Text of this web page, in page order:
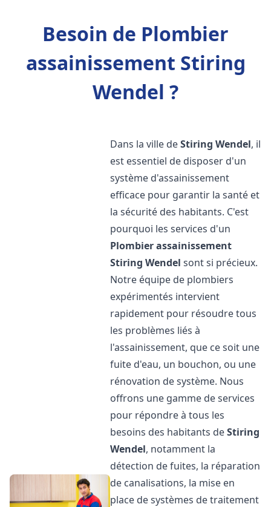
Besoin de Plombier
assainissement Stiring
Wendel ?
Dans la ville deStiring Wendel, il
est essentiel de disposer d'un
système d'assainissement
efficace pour garantir la santé et
la sécurité des habitants. C'est
pourquoi les services d'un
Plombier assainissement
Stiring Wendel sont si précieux.
Notre équipe de plombiers
expérimentés intervient
rapidement pour résoudre tous
les problèmes liés à
l'assainissement, que ce soit une
fuite d'eau, un bouchon, ou une
rénovation de système. Nous
offrons une gamme de services
pour répondre à tous les
besoins des habitants deStiring
Wendel, notamment la
détection de fuites, la réparation
de canalisations, la mise en
place de systèmes de traitement